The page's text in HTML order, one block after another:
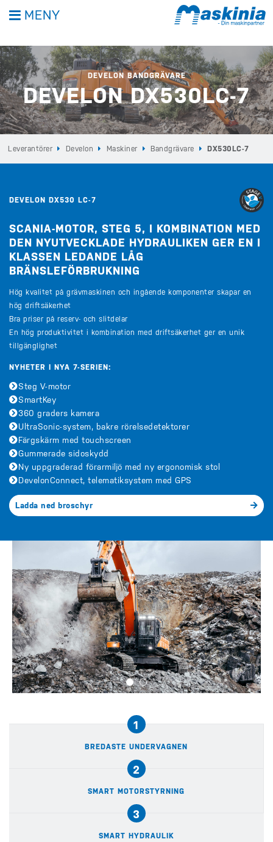
MENY
DEVELON BANDGRÄVARE
DEVELON DX530LC-7
Leverantörer Develon Maskiner Bandgrävare DX530LC-7
DEVELON DX530 LC-7
SCANIA-MOTOR, STEG 5, I KOMBINATION MED
DEN NYUTVECKLADE HYDRAULIKEN GER EN I
KLASSEN LEDANDE LÅG
BRÄNSLEFÖRBRUKNING
Hög kvalitet på grävmaskinen och ingående komponenter skapar en
hög driftsäkerhet
Bra priser på reserv- och slitdelar
En hög produktivitet i kombination med driftsäkerhet ger en unik
tillgänglighet
NYHETER I NYA 7-SERIEN:
Steg V-motor
SmartKey
360 graders kamera
UltraSonic-system, bakre rörelsedetektorer
Färgskärm med touchscreen
Gummerade sidoskydd
Ny uppgraderad förarmiljö med ny ergonomisk stol
DevelonConnect, telematiksystem med GPS
Ladda ned broschyr
1
BREDASTE UNDERVAGNEN
2
SMART MOTORSTYRNING
3
SMART HYDRAULIK